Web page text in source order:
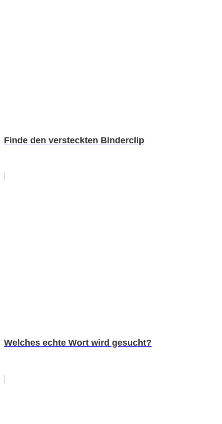
Finde den versteckten Binderclip
Welches echte Wort wird gesucht?